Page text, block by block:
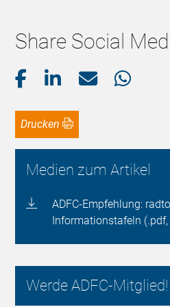
Share Social
Drucken
Medien zum Artikel
ADFC-Empfehlung:
Informationstafeln (.pdf,
Werde ADFC-Mitglied!